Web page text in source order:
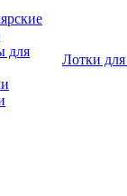
для
Лотки